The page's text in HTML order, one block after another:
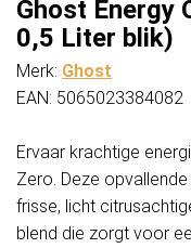
Ghost Energy
0,5 Liter blik)
Merk: Ghost
EAN: 5065023384082
Ervaar krachtige
Zero. Deze
frisse, licht
blend die zorgt voor